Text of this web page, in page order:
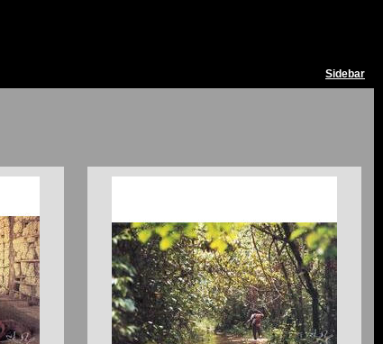
Sidebar